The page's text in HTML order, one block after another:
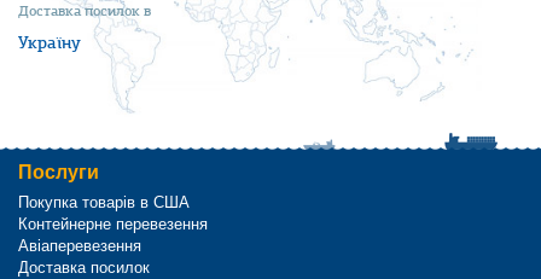
Доставка посилок в
Україну
Послуги
Покупка товарів в США
Контейнерне перевезення
Авіаперевезення
Доставка посилок